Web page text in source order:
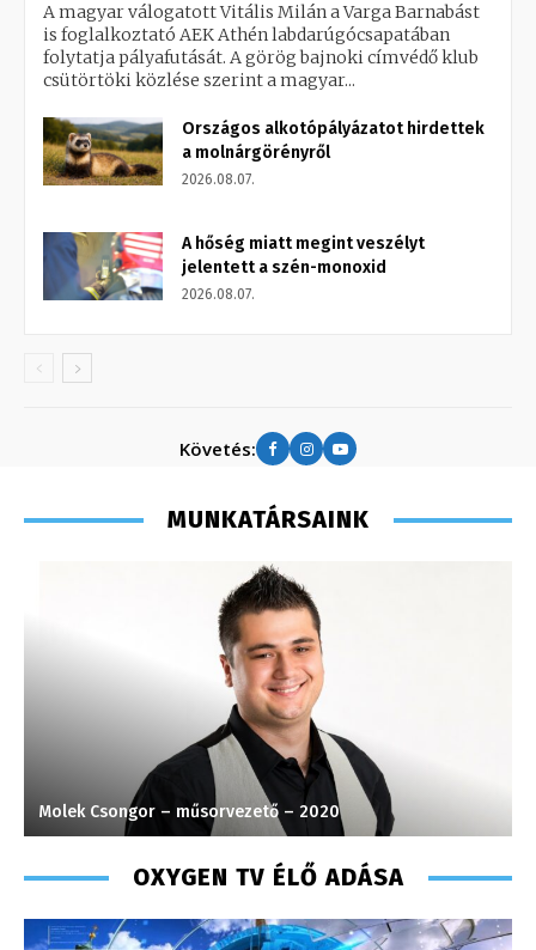
A magyar válogatott Vitális Milán a Varga Barnabást
is foglalkoztató AEK Athén labdarúgócsapatában
folytatja pályafutását. A görög bajnoki címvédő klub
csütörtöki közlése szerint a magyar...
Országos alkotópályázatot hirdettek
a molnárgörényről
2026.08.07.
A hőség miatt megint veszélyt
jelentett a szén-monoxid
2026.08.07.
Követés:
MUNKATÁRSAINK
Molek Csongor – műsorvezető – 2020
OXYGEN TV ÉLŐ ADÁSA